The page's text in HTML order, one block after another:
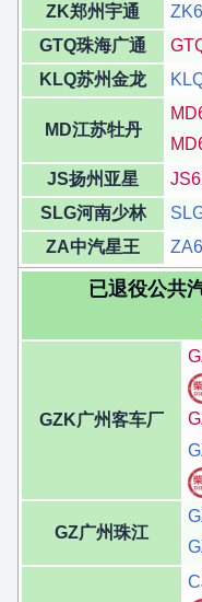
ZK郑州宇通
GTQ珠海广通
KLQ苏州金龙
MD江苏牡丹
JS扬州亚星
SLG河南少林
ZA中汽星王
已退役公共
GZK广州客车厂
GZ广州珠江